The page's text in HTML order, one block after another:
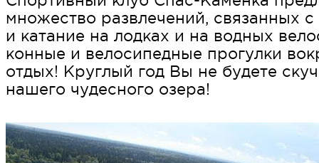
множество развлечений, связанных с
и катание на лодках и на водных
конные и велосипедные прогулки
отдых! Круглый год Вы не будете
нашего чудесного озера!